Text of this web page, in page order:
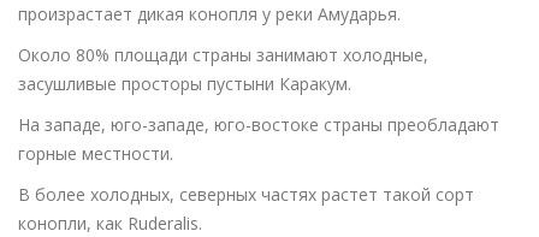
произрастает дикая конопля у реки Амударья.
Около 80% площади страны занимают холодные,
засушливые просторы пустыни Каракум.
На западе, юго-западе, юго-востоке страны преобладают
горные местности.
В более холодных, северных частях растет такой сорт
конопли, как Ruderalis.